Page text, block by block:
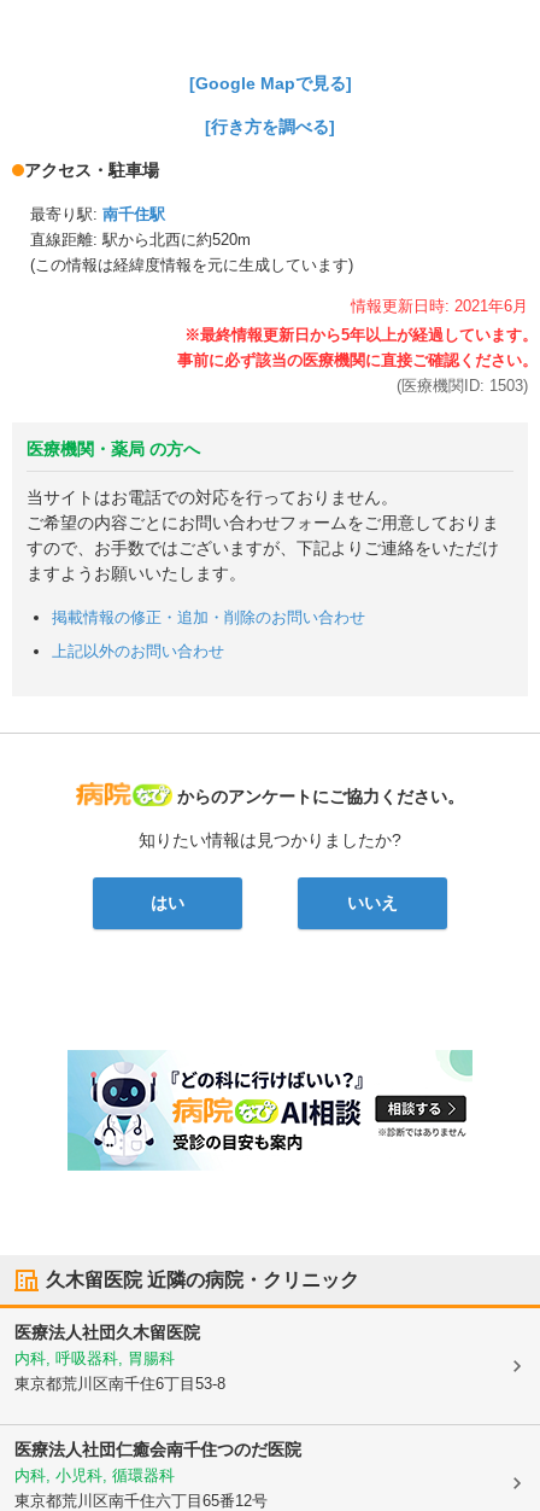
[Google Mapで見る]
[行き方を調べる]
アクセス・駐車場
最寄り駅: 南千住駅
直線距離: 駅から北西に約520m
(この情報は経緯度情報を元に生成しています)
情報更新日時: 2021年6月
(医療機関ID: 1503)
医療機関・薬局 の方へ
当サイトはお電話での対応を行っておりません。
ご希望の内容ごとにお問い合わせフォームをご用意しておりま
すので、お手数ではございますが、下記よりご連絡をいただけ
ますようお願いいたします。
掲載情報の修正・追加・削除のお問い合わせ
上記以外のお問い合わせ
病院なび
からのアンケートにご協力ください。
知りたい情報は見つかりましたか?
はい いいえ
久木留医院近隣の病院・クリニック
医療法人社団久木留医院
内科, 呼吸器科, 胃腸科
東京都荒川区南千住6丁目53-8
医療法人社団仁癒会南千住つのだ医院
内科, 小児科, 循環器科
東京都荒川区南千住六丁目65番12号